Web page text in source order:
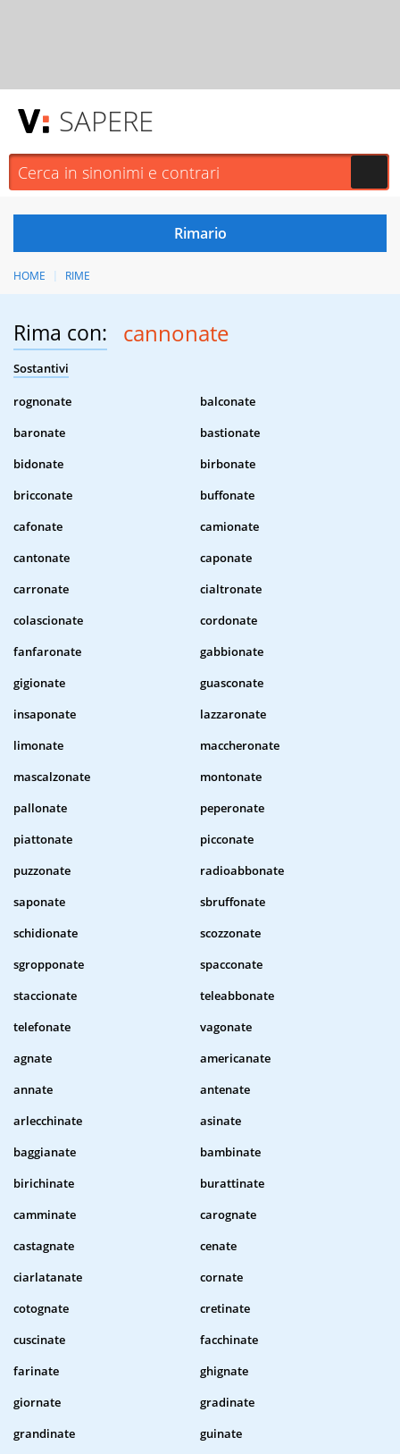
SAPERE
HOME RIME
Rima con: cannonate
Sostantivi
rognonate
balconate
baronate
bastionate
bidonate
birbonate
bricconate
buffonate
cafonate
camionate
cantonate
caponate
carronate
cialtronate
colascionate
cordonate
fanfaronate
gabbionate
gigionate
guasconate
insaponate
lazzaronate
limonate
maccheronate
mascalzonate
montonate
pallonate
peperonate
piattonate
picconate
puzzonate
radioabbonate
saponate
sbruffonate
schidionate
scozzonate
sgropponate
spacconate
staccionate
teleabbonate
telefonate
vagonate
agnate
americanate
annate
antenate
arlecchinate
asinate
baggianate
bambinate
birichinate
burattinate
camminate
carognate
castagnate
cenate
ciarlatanate
cornate
cotognate
cretinate
cuscinate
facchinate
farinate
ghignate
giornate
gradinate
grandinate
guinate